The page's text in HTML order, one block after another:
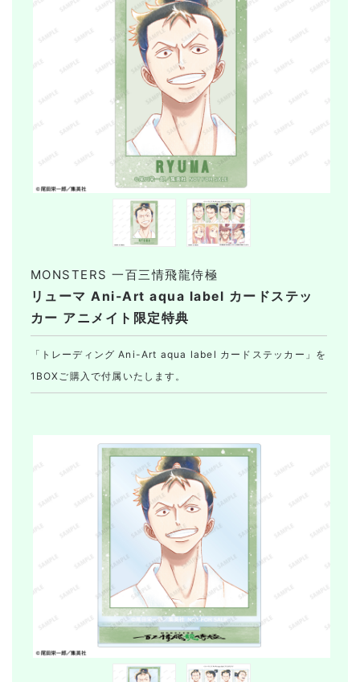
リューマ Ani-Art aqua label カードステッ
カー アニメイト限定特典
MONSTERS 一百三情飛龍侍極
「トレーディング Ani-Art aqua label カードステッカー」を
1BOXご購入で付属いたします。